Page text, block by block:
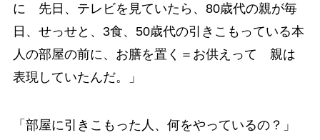
に 先日、テレビを見ていたら、80歳代の親が毎
日、せっせと、3食、50歳代の引きこもっている本
人の部屋の前に、お膳を置く＝お供えって 親は
表現していたんだ。」
「部屋に引きこもった人、何をやっているの？」